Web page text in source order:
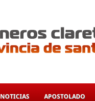
NOTICIAS APOSTOLADO